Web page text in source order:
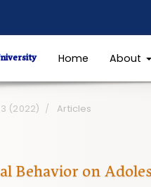
Home About
(2022) Articles
Behavior on